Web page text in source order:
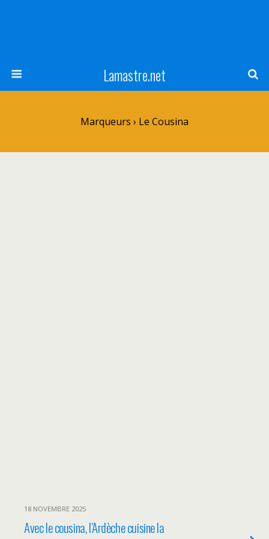
Lamastre.net
Marqueurs › Le Cousina
18 NOVEMBRE 2025
Avec le cousina, l’Ardèche cuisine la